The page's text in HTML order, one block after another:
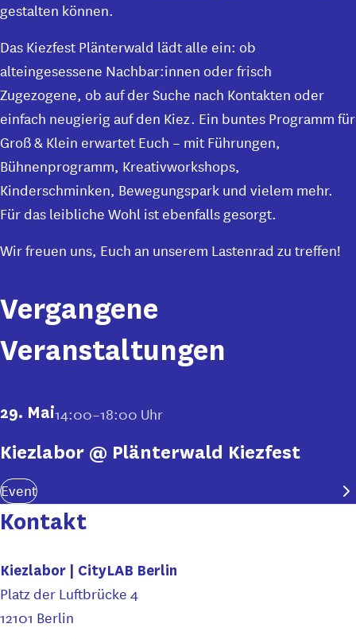
gestalten können.
Das Kiezfest Plänterwald lädt alle ein: ob
alteingesessene Nachbar:innen oder frisch
Zugezogene, ob auf der Suche nach Kontakten oder
einfach neugierig auf den Kiez. Ein buntes Programm für
Groß & Klein erwartet Euch – mit Führungen,
Bühnenprogramm, Kreativworkshops,
Kinderschminken, Bewegungspark und vielem mehr.
Für das leibliche Wohl ist ebenfalls gesorgt.
Wir freuen uns, Euch an unserem Lastenrad zu treffen!
Vergangene
Veranstaltungen
29. Mai14:00–18:00 Uhr
Kiezlabor @ Plänterwald Kiezfest
Event
Kontakt
Kiezlabor | CityLAB Berlin
Platz der Luftbrücke 4
12101 Berlin